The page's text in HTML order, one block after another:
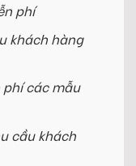
phí
khách hàng
phí các mẫu
cầu khách